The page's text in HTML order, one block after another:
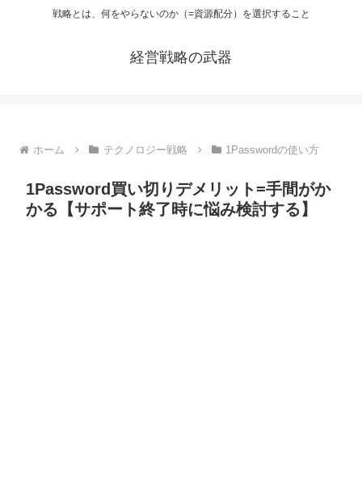
戦略とは、何をやらないのか（=資源配分）を選択すること
経営戦略の武器
ホーム テクノロジー戦略 1Passwordの使い方
1Password買い切りデメリット=手間がか
かる【サポート終了時に悩み検討する】